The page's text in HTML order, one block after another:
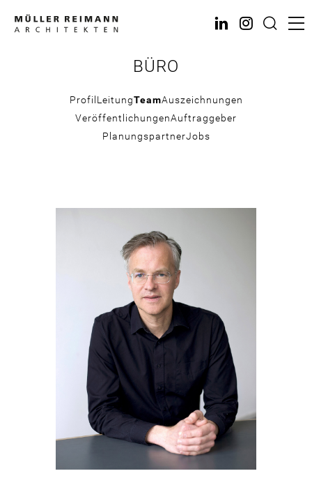
zum
BÜRO
Profil LeitungTeamAuszeichnungen
VeröffentlichungenAuftraggeber
PlanungspartnerJobs